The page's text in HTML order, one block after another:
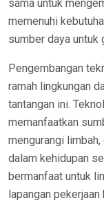
sama untuk
memenuhi
sumber daya untuk
Pengembangan
ramah lingkungan
tantangan ini.
memanfaatkan
mengurangi
dalam kehidupan
bermanfaat untuk
lapangan